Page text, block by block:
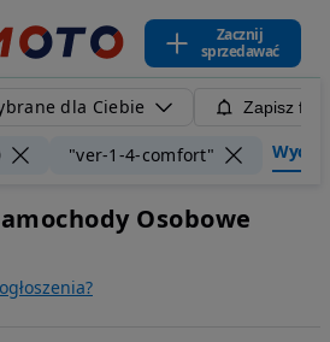
Zacznij
sprzedawać
dla Ciebie Zapisz
"ver-1-4-comfort"
Osobowe